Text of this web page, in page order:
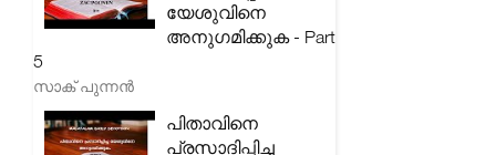
യേശുവിനെ
അനുഗമിക്കുക - Part
5
സാക് പുന്നൻ
പിതാവിനെ
പ്രസാദിപ്പിച്ച